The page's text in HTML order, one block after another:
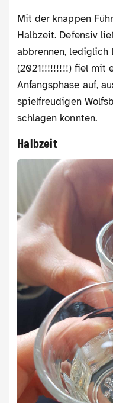
Mit der knappen Führung ging es dann auch in die
Halbzeit. Defensiv
abbrennen, lediglich
(2021!!!!!!!!!) fiel mit
Anfangsphase auf,
spielfreudigen
schlagen konnten.
Halbzeit